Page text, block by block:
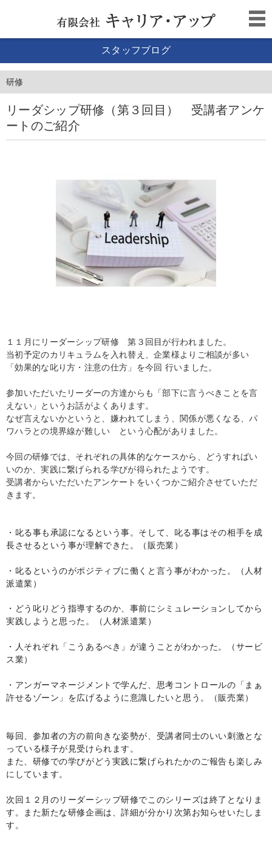
スタッフブログ
研修
リーダシップ研修（第３回目） 受講者アンケ
ートのご紹介
１１月にリーダーシップ研修 第３回目が行われました。
当初予定のカリキュラムを入れ替え、企業様よりご相談が多い
「効果的な叱り方・注意の仕方」を今回 行いました。
参加いただいたリーダーの方達からも「部下に言うべきことを言
えない」というお話がよくあります。
なぜ言えないかというと、嫌われてしまう、関係が悪くなる、パ
ワハラとの境界線が難しい という心配がありました。
今回の研修では、それぞれの具体的なケースから、どうすればい
いのか、実践に繋げられる学びが得られたようです。
受講者からいただいたアンケートをいくつかご紹介させていただ
きます。
・叱る事も承認になるという事。そして、叱る事はその相手を成
長させるという事が理解できた。（販売業）
・叱るというのがポジティブに働くと言う事がわかった。（人材
派遣業）
・どう叱りどう指導するのか、事前にシミュレーションしてから
実践しようと思った。（人材派遣業）
・人それぞれ「こうあるべき」が違うことがわかった。（サービ
ス業）
・アンガーマネージメントで学んだ、思考コントロールの「まぁ
許せるゾーン」を広げるように意識したいと思う。（販売業）
毎回、参加者の方の前向きな姿勢が、受講者同士のいい刺激とな
っている様子が見受けられます。
また、研修での学びがどう実践に繋げられたかのご報告も楽しみ
にしています。
次回１２月のリーダーシップ研修でこのシリーズは終了となりま
す。また新たな研修企画は、詳細が分かり次第お知らせいたしま
す。